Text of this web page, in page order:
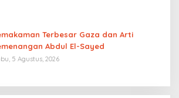
Terbesar Gaza dan Arti
Abdul El-Sayed
5 Agustus, 2026